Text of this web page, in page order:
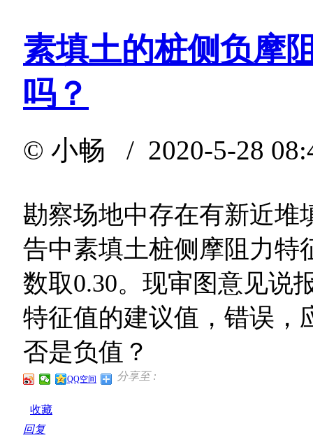
素填土的桩侧负摩
吗？
© 小畅 / 2020-5-28
勘察场地中存在有新近堆
告中素填土桩侧摩阻力特
数取0.30。现审图意见说
特征值的建议值，错误，
否是负值？
分享至 :
QQ空间
收藏
回复